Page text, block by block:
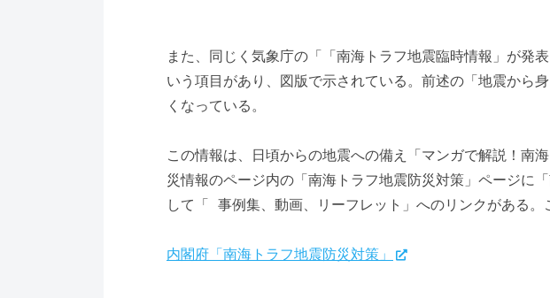
また、同じく気象庁の「「南海トラフ地震臨時情報」が発
いう項目があり、図版で示されている。前述の「地震から
くなっている。
この情報は、日頃からの地震への備え「マンガで解説！南
災情報のページ内の「南海トラフ地震防災対策」ページに
して「 事例集、動画、リーフレット」へのリンクがある。
内閣府「南海トラフ地震防災対策」